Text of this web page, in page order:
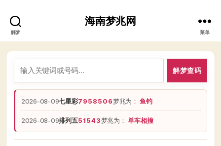
解梦
海南梦兆网
菜单
解梦查码
2026-08-09七星彩7958506梦兆为：鱼钓
2026-08-09排列五51543梦兆为：单车相撞